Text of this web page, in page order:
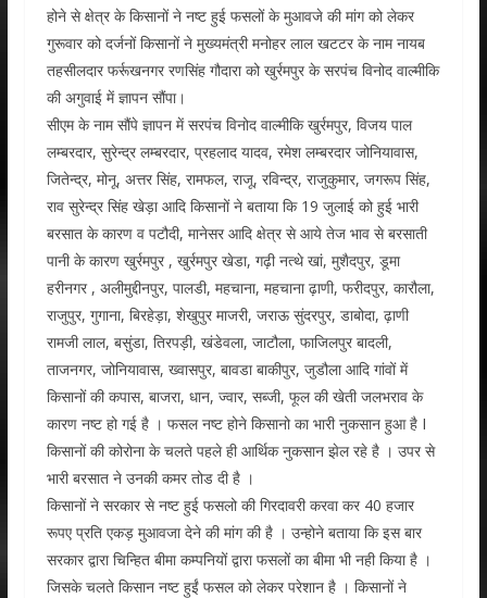
होने से क्षेत्र के किसानों ने नष्ट हुई फसलों के मुआवजे की मांग को लेकर
गुरूवार को दर्जनों किसानों ने मुख्यमंत्री मनोहर लाल खटटर के नाम नायब
तहसीलदार फर्रूखनगर रणसिंह गौदारा को खुर्रमपुर के सरपंच विनोद वाल्मीकि
की अगुवाई में ज्ञापन सौंपा।
सीएम के नाम सौंपे ज्ञापन में सरपंच विनोद वाल्मीकि खुर्रमपुर, विजय पाल
लम्बरदार, सुरेन्द्र लम्बरदार, प्रहलाद यादव, रमेश लम्बरदार जोनियावास,
जितेन्द्र, मोनू, अत्तर सिंह, रामफल, राजू, रविन्द्र, राजुकुमार, जगरूप सिंह,
राव सुरेन्द्र सिंह खेड़ा आदि किसानों ने बताया कि 19 जुलाई को हुई भारी
बरसात के कारण व पटौदी, मानेसर आदि क्षेत्र से आये तेज भाव से बरसाती
पानी के कारण खुर्रमपुर , खुर्रमपुर खेडा, गढ़ी नत्थे खां, मुशैदपुर, डूमा
हरीनगर , अलीमुद्दीनपुर, पालडी, महचाना, महचाना ढ़ाणी, फरीदपुर, कारौला,
राजुपुर, गुगाना, बिरहेड़ा, शेखुपुर माजरी, जराऊ सुंदरपुर, डाबोदा, ढ़ाणी
रामजी लाल, बसुंडा, तिरपड़ी, खंडेवला, जाटौला, फाजिलपुर बादली,
ताजनगर, जोनियावास, ख्वासपुर, बावडा बाकीपुर, जुडौला आदि गांवों में
किसानों की कपास, बाजरा, धान, ज्वार, सब्जी, फूल की खेती जलभराव के
कारण नष्ट हो गई है । फसल नष्ट होने किसानो का भारी नुकसान हुआ है I
किसानों की कोरोना के चलते पहले ही आर्थिक नुकसान झेल रहे है । उपर से
भारी बरसात ने उनकी कमर तोड दी है ।
किसानों ने सरकार से नष्ट हुई फसलो की गिरदावरी करवा कर 40 हजार
रूपए प्रति एकड़ मुआवजा देने की मांग की है । उन्होने बताया कि इस बार
सरकार द्वारा चिन्हित बीमा कम्पनियों द्वारा फसलों का बीमा भी नही किया है ।
जिसके चलते किसान नष्ट हुईं फसल को लेकर परेशान है । किसानों ने